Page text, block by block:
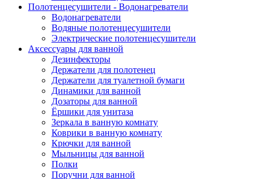
Полотенцесушители - Водонагреватели
Водонагреватели
Водяные полотенцесушители
Электрические полотенцесушители
Аксессуары для ванной
Дезинфекторы
Держатели для полотенец
Держатели для туалетной бумаги
Динамики для ванной
Дозаторы для ванной
Ёршики для унитаза
Зеркала в ванную комнату
Коврики в ванную комнату
Крючки для ванной
Мыльницы для ванной
Полки
Поручни для ванной